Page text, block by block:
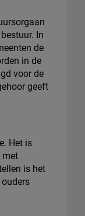
In
de
in de
voor de
geeft
Het is
met
is het
ouders